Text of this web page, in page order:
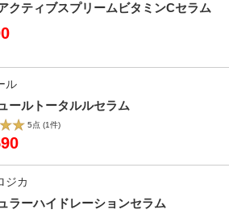
クティブスプリームビタミンCセラム
ル
ールトータルルセラム
5点 (1件)
ジカ
ラーハイドレーションセラム